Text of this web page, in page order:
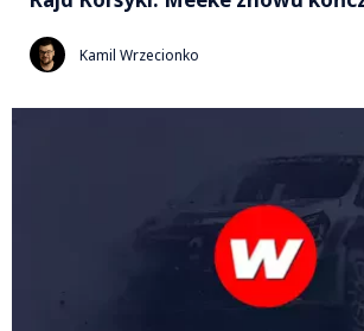
Kamil Wrzecionko